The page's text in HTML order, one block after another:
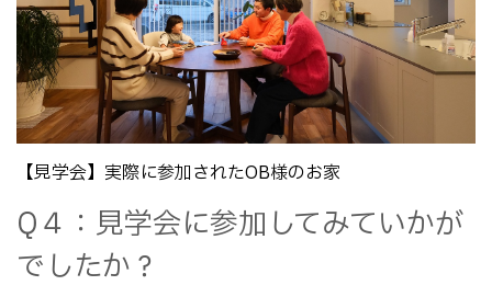
【見学会】実際に参加されたOB様のお家
Q４：見学会に参加してみていかが
でしたか？